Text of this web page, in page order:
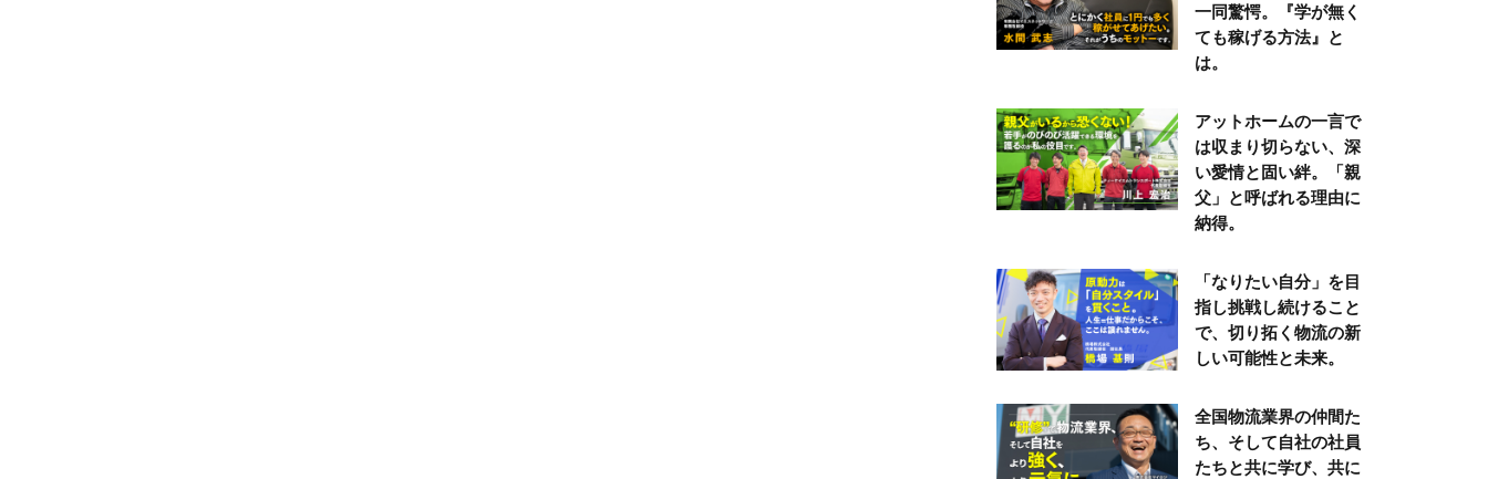
一同驚愕。『学が無く
ても稼げる方法』と
は。
アットホームの一言で
は収まり切らない、深
い愛情と固い絆。「親
父」と呼ばれる理由に
納得。
「なりたい自分」を目
指し挑戦し続けること
で、切り拓く物流の新
しい可能性と未来。
全国物流業界の仲間た
ち、そして自社の社員
たちと共に学び、共に